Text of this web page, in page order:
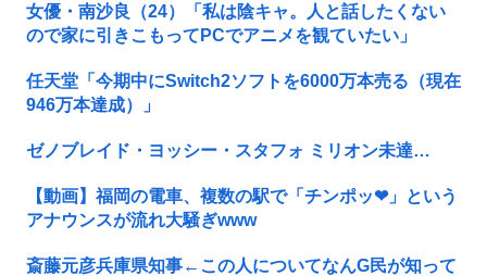
女優・南沙良（24）「私は陰キャ。人と話したくない
ので家に引きこもってPCでアニメを観ていたい」
任天堂「今期中にSwitch2ソフトを6000万本売る（現在
946万本達成）」
ゼノブレイド・ヨッシー・スタフォ ミリオン未達…
【動画】福岡の電車、複数の駅で「チンポッ❤」という
アナウンスが流れ大騒ぎwww
斎藤元彦兵庫県知事←この人についてなんG民が知って